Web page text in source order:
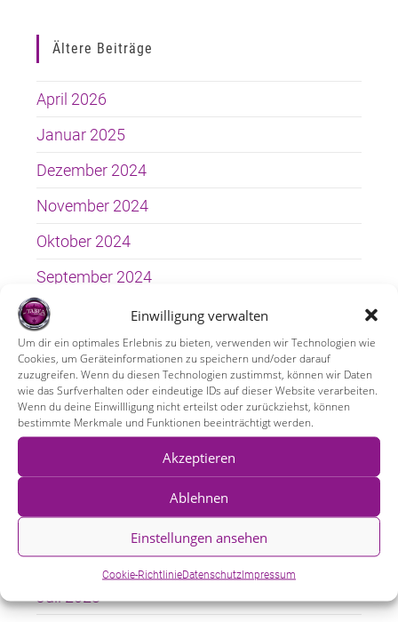
Einwilligung verwalten
Um dir ein optimales Erlebnis zu bieten, verwenden wir Technologien wie
Cookies, um Geräteinformationen zu speichern und/oder darauf
zuzugreifen. Wenn du diesen Technologien zustimmst, können wir Daten
wie das Surfverhalten oder eindeutige IDs auf dieser Website verarbeiten.
Wenn du deine Einwillligung nicht erteilst oder zurückziehst, können
bestimmte Merkmale und Funktionen beeinträchtigt werden.
Akzeptieren
Ablehnen
Einstellungen ansehen
Cookie-RichtlinieDatenschutzImpressum
Ältere Beiträge
April 2026
Januar 2025
Dezember 2024
November 2024
Oktober 2024
September 2024
August 2024
Juni 2024
Mai 2024
April 2024
August 2023
Juli 2023